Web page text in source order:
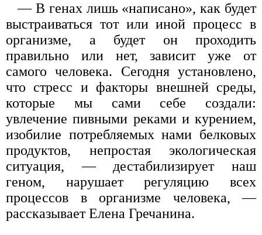
— В генах лишь «написано», как будет
выстраиваться тот или иной процесс в
организме, а будет он проходить
правильно или нет, зависит уже от
самого человека. Сегодня установлено,
что стресс и факторы внешней среды,
которые мы сами себе создали:
увлечение пивными реками и курением,
изобилие потребляемых нами белковых
продуктов, непростая экологическая
ситуация, — дестабилизирует наш
геном, нарушает регуляцию всех
процессов в организме человека, —
рассказывает Елена Гречанина.